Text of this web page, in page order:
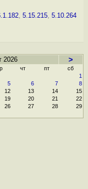
, 5.15.215, 5.10.264
2026 >
чт пт
сб
1
5 6 7
8
12 13 14
15
19 20 21
22
26 27 28
29